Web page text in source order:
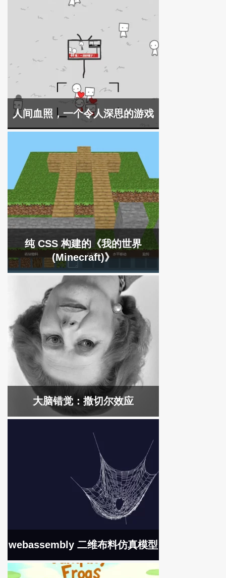
人间血照，一个令人深思的游戏
纯 CSS 构建的《我的世界
(Minecraft)》
大脑错觉：撒切尔效应
webassembly 二维布料仿真模型